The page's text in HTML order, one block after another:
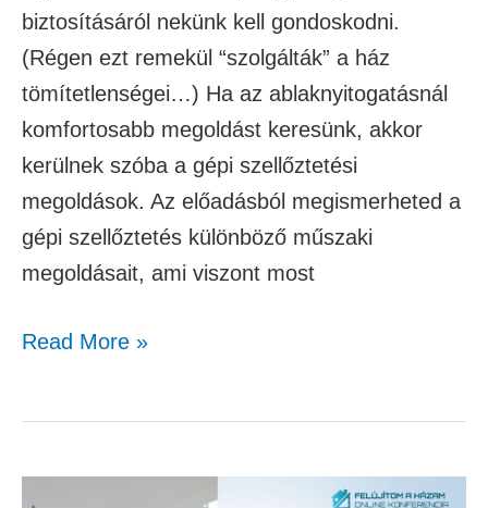
biztosításáról nekünk kell gondoskodni.
(Régen ezt remekül “szolgálták” a ház
tömítetlenségei…) Ha az ablaknyitogatásnál
komfortosabb megoldást keresünk, akkor
kerülnek szóba a gépi szellőztetési
megoldások. Az előadásból megismerheted a
gépi szellőztetés különböző műszaki
megoldásait, ami viszont most
Read More »